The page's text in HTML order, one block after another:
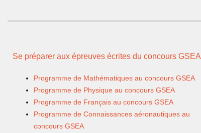
Se préparer aux épreuves écrites du concours GSEA
Programme de Mathématiques au concours GSEA
Programme de Physique au concours GSEA
Programme de Français au concours GSEA
Programme de Connaissances aéronautiques au
concours GSEA